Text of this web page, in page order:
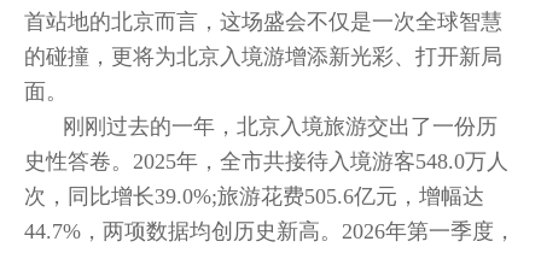
首站地的北京而言，这场盛会不仅是一次全球智慧
的碰撞，更将为北京入境游增添新光彩、打开新局
面。
刚刚过去的一年，北京入境旅游交出了一份历
史性答卷。2025年，全市共接待入境游客548.0万人
次，同比增长39.0%;旅游花费505.6亿元，增幅达
44.7%，两项数据均创历史新高。2026年第一季度，